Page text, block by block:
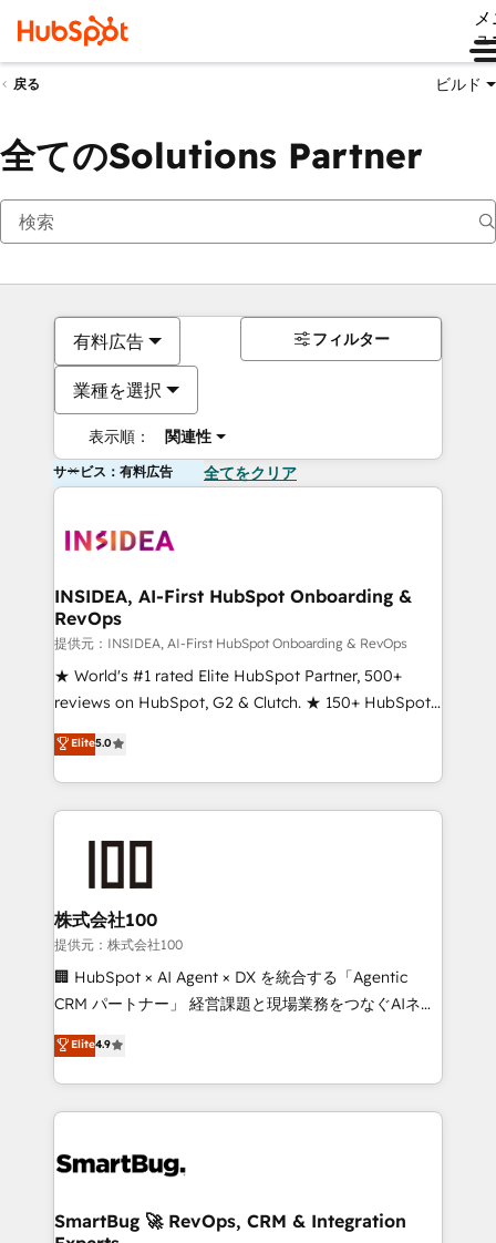
ュ
戻る ビルド
全てのSolutions Partner
有料広告
業種を選択
表示順： 関連性
フィルター
サービス：有料広告 全てをクリア
INSIDEA, AI-First HubSpot Onboarding &
RevOps
提供元：INSIDEA, AI-First HubSpot Onboarding & RevOps
★ World's #1 rated Elite HubSpot Partner, 500+
reviews on HubSpot, G2 & Clutch. ★ 150+ HubSpot
Certified Experts & Trainers across the team ★
1,500+ implementations across five continents ★ AI-
First, RevOps-led, Onboarding obsessed ★
Company of the Year 2024/25 INSIDEA helps
and build AI-powered workflows that drive adoption
from week one, in your time zone. What we do ➤
Onboarding: Live in weeks, with workflows built
around your business, not a template. ➤ Migration:
Move from any legacy CRM. Zero downtime, full data
run your revenue process. Sales, marketing, and
service wired together. ➤ AI and Integrations: Layer
tune-ups, feature rollouts, adoption coaching. Buying
HubSpot, switching to it, or reviving a stale portal?
We are built for the work.
Elite5.0
株式会社100
提供元：株式会社100
🏢 HubSpot × AI Agent × DX を統合する「Agentic
CRM パートナー」 経営課題と現場業務をつなぐAIネイ
ティブ・エージェンシーとして、HubSpot Eliteの実装
力で顧客フロント業務を再設計します。 💡 100inc は何
をする会社か？ HubSpotを共通基盤に、AIエージェン
トを組み込んだ顧客フロント業務（マーケティング・営
ィブ・エージェンシーです。事業部・グループ会社・部
を、CRMを軸とした全社共通基盤に再構築します。意
Elite4.9
SmartBug 🚀 RevOps, CRM & Integration